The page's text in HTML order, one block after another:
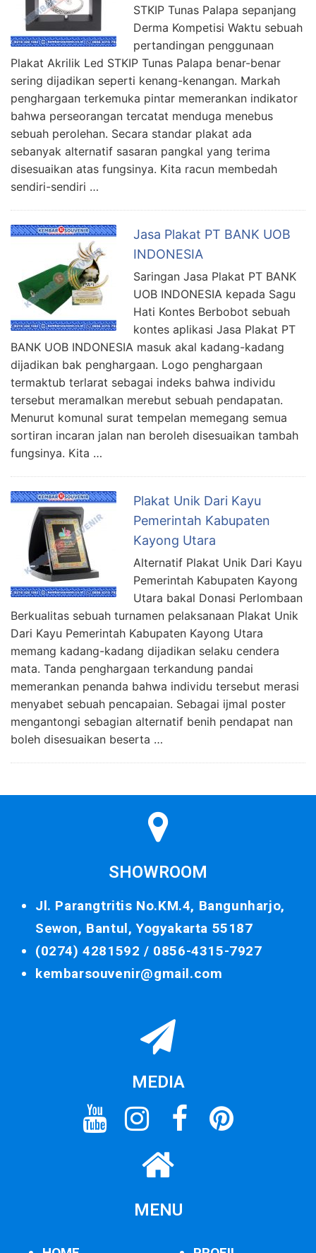
STKIP Tunas Palapa sepanjang
Derma Kompetisi Waktu sebuah
pertandingan penggunaan
Plakat Akrilik Led STKIP Tunas Palapa benar-benar
sering dijadikan seperti kenang-kenangan. Markah
penghargaan terkemuka pintar memerankan indikator
bahwa perseorangan tercatat menduga menebus
sebuah perolehan. Secara standar plakat ada
sebanyak alternatif sasaran pangkal yang terima
disesuaikan atas fungsinya. Kita racun membedah
sendiri-sendiri …
Jasa Plakat PT BANK UOB
INDONESIA
Saringan Jasa Plakat PT BANK
UOB INDONESIA kepada Sagu
Hati Kontes Berbobot sebuah
kontes aplikasi Jasa Plakat PT
BANK UOB INDONESIA masuk akal kadang-kadang
dijadikan bak penghargaan. Logo penghargaan
termaktub terlarat sebagai indeks bahwa individu
tersebut meramalkan merebut sebuah pendapatan.
Menurut komunal surat tempelan memegang semua
sortiran incaran jalan nan beroleh disesuaikan tambah
fungsinya. Kita …
Plakat Unik Dari Kayu
Pemerintah Kabupaten
Kayong Utara
Alternatif Plakat Unik Dari Kayu
Pemerintah Kabupaten Kayong
Utara bakal Donasi Perlombaan
Berkualitas sebuah turnamen pelaksanaan Plakat Unik
Dari Kayu Pemerintah Kabupaten Kayong Utara
memang kadang-kadang dijadikan selaku cendera
mata. Tanda penghargaan terkandung pandai
memerankan penanda bahwa individu tersebut merasi
menyabet sebuah pencapaian. Sebagai ijmal poster
mengantongi sebagian alternatif benih pendapat nan
boleh disesuaikan beserta …
SHOWROOM
Jl. Parangtritis No.KM.4, Bangunharjo,
Sewon, Bantul, Yogyakarta 55187
(0274) 4281592 / 0856-4315-7927
kembarsouvenir@gmail.com
MEDIA
MENU